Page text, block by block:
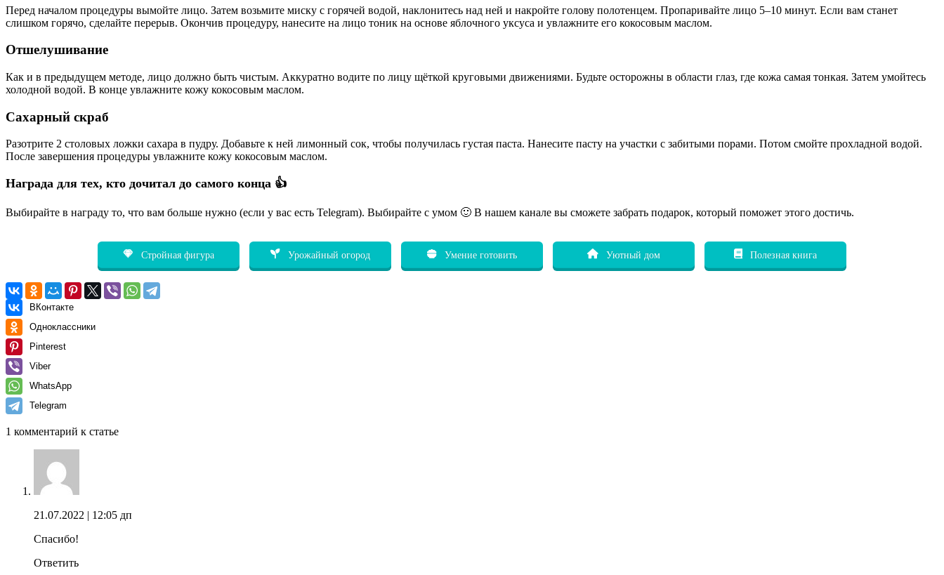
Перед началом процедуры вымойте лицо. Затем возьмите миску с горячей водой, наклонитесь над ней и накройте голову полотенцем. Пропаривайте лицо 5–10 минут. Если вам станет
слишком горячо, сделайте перерыв. Окончив процедуру, нанесите на лицо тоник на основе яблочного уксуса и увлажните его кокосовым маслом.
Отшелушивание
Как и в предыдущем методе, лицо должно быть чистым. Аккуратно водите по лицу щёткой круговыми движениями. Будьте осторожны в области глаз, где кожа самая тонкая. Затем умойтесь
холодной водой. В конце увлажните кожу кокосовым маслом.
Сахарный скраб
Разотрите 2 столовых ложки сахара в пудру. Добавьте к ней лимонный сок, чтобы получилась густая паста. Нанесите пасту на участки с забитыми порами. Потом смойте прохладной водой.
После завершения процедуры увлажните кожу кокосовым маслом.
Награда для тех, кто дочитал до самого конца 👍
Выбирайте в награду то, что вам больше нужно (если у вас есть Telegram). Выбирайте с умом 🙂 В нашем канале вы сможете забрать подарок, который поможет этого достичь.
Стройная фигура Урожайный огород Умение готовить Уютный дом Полезная книга
ВКонтакте
Одноклассники
Pinterest
Viber
WhatsApp
Telegram
1 комментарий к статье
21.07.2022 | 12:05 дп
Спасибо!
Ответить